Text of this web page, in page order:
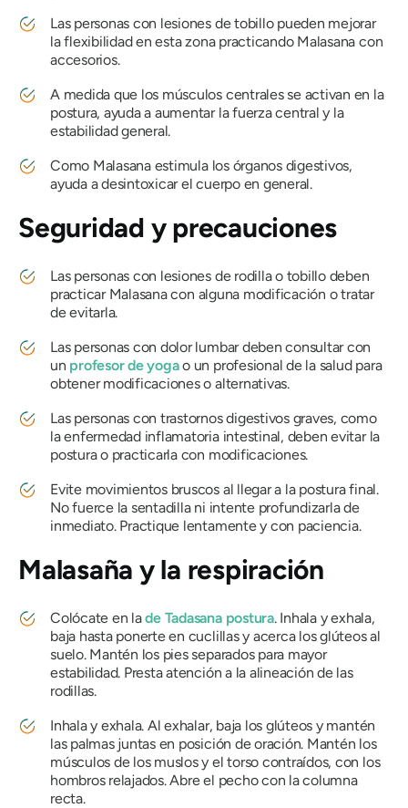
Las personas con lesiones de tobillo pueden mejorar
la flexibilidad en esta zona practicando Malasana con
accesorios.
A medida que los músculos centrales se activan en la
postura, ayuda a aumentar la fuerza central y la
estabilidad general.
Como Malasanaestimula los órganos digestivos,
ayuda a desintoxicar el cuerpo en general.
Seguridad y precauciones
Las personas con lesiones de rodilla o tobillo deben
practicar Malasanacon alguna modificación o tratar
de evitarla.
Las personas con dolor lumbar deben consultar con
un profesor de yogao un profesional de la salud para
obtener modificaciones o alternativas.
Las personas con trastornos digestivos graves, como
la enfermedad inflamatoria intestinal, deben evitar la
postura o practicarla con modificaciones.
Evite movimientos bruscos al llegar a la postura final.
No fuerce la sentadilla ni intente profundizarla de
inmediato. Practique lentamente y con paciencia.
Malasaña y la respiración
Colócate en lade Tadasana postura. Inhala y exhala,
baja hasta ponerte en cuclillas y acerca los glúteos al
suelo. Mantén los pies separados para mayor
estabilidad. Presta atención a la alineación de las
rodillas.
Inhala y exhala. Al exhalar, baja los glúteos y mantén
las palmas juntas en posición de oración. Mantén los
músculos de los muslos y el torso contraídos, con los
hombros relajados. Abre el pecho con la columna
recta.